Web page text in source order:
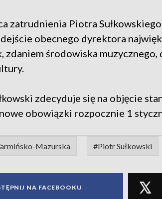
zatrudnienia Piotra
obecnego dyrektora
zdaniem środowiska
zdecyduje się na objęcie
obowiązki rozpocznie 1
Mazurska #Piotr Sułkowski
NA FACEBOOKU